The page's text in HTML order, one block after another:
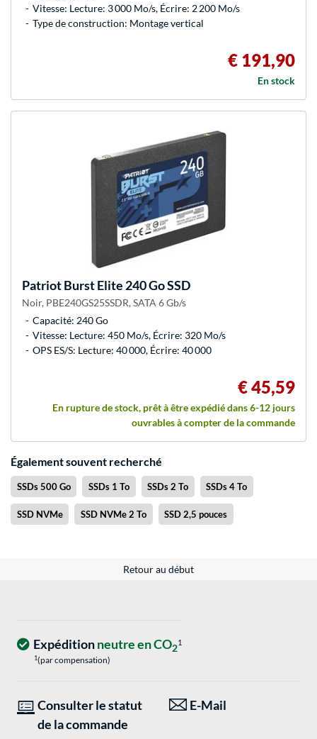
Vitesse: Lecture: 3 000 Mo/s, Écrire: 2 200 Mo/s
Type de construction: Montage vertical
€ 191,90
En stock
PatriotBurst Elite 240 Go SSD
Noir, PBE240GS25SSDR, SATA 6 Gb/s
Capacité: 240 Go
Vitesse: Lecture: 450 Mo/s, Écrire: 320 Mo/s
OPS ES/S: Lecture: 40 000, Écrire: 40 000
€ 45,59
En rupture de stock, prêt à être expédié dans 6-12 jours
ouvrables à compter de la commande
Également souvent recherché
SSDs 500 Go SSDs 1 To SSDs 2 To SSDs 4 To
SSD NVMe SSD NVMe 2 To SSD 2,5 pouces
Retour au début
Expéditionneutre en CO21
1(par compensation)
Consulter le statut
de la commande
E-Mail